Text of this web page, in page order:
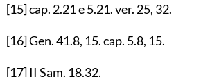
[15]cap. 2.21e5.21. ver. 25, 32.
[16]Gen.41.8, 15. cap. 5.8, 15.
[17]II Sam. 18.32.